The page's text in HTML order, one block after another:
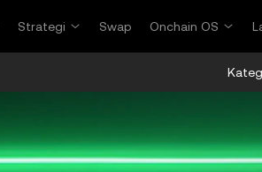
Strategi Swap Onchain OS